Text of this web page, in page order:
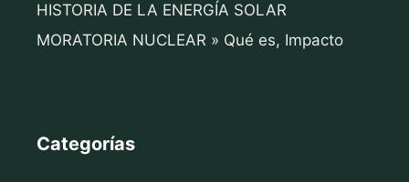
HISTORIA DE LA ENERGÍA SOLAR
MORATORIA NUCLEAR » Qué es, Impacto
Categorías